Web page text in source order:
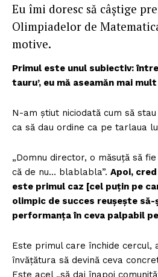
Eu îmi doresc să câștige
Olimpiadelor de
motive.
Primul este unul subiectiv:
tauru’, eu mă aseamăn mai
N-am știut niciodată cum să
ca să dau ordine ca pe tarlaua
„Domnu director, o măsuță să
că de nu… blablabla”. Apoi,
este primul caz [cel puțin pe
olimpic de succes reușește
performanța în ceva palpabil
Este primul care închide cercul,
învățătura să devină ceva
Este acel „să dai înapoi